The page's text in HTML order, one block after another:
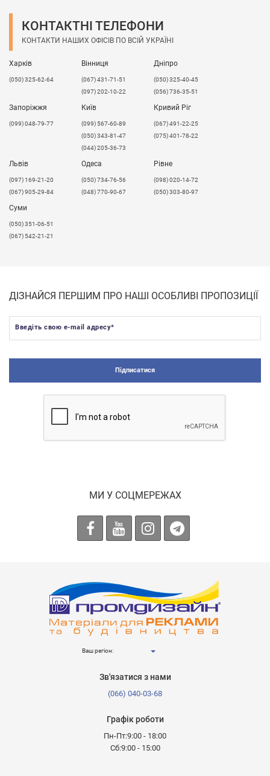
КОНТАКТНІ ТЕЛЕФОНИ
КОНТАКТИ НАШИХ ОФІСІВ ПО ВСІЙ УКРАЇНІ
Харків
(050) 325-62-64
Вінниця
(067) 431-71-51
(097) 202-10-22
Дніпро
(050) 325-40-45
(056) 736-35-51
Запоріжжя
(099) 048-79-77
Київ
(099) 567-60-89
(050) 343-81-47
(044) 205-36-73
Кривий Ріг
(067) 491-22-25
(075) 401-78-22
Львів
​(097) 169-21-20
(067) 905-29-84
Одеса
(050) 734-76-56
(048) 770-90-67
Рівне
(098) 020-14-72
(050) 303-80-97
Суми
(050) 351-06-51
(067) 542-21-21
ДІЗНАЙСЯ ПЕРШИМ ПРО НАШІ ОСОБЛИВІ ПРОПОЗИЦІЇ
Введіть свою e-mail адресу*
Підписатися
МИ У СОЦМЕРЕЖАХ
Ваш регіон:
Зв'язатися з нами
(066) 040-03-68
Графік роботи
Пн-Пт:9:00 - 18:00
Сб:9:00 - 15:00